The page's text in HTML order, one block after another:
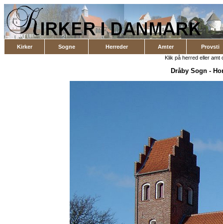
Kirker Sogne Herreder Amter
Provsti
Klik på herred eller amt
Dråby Sogn-